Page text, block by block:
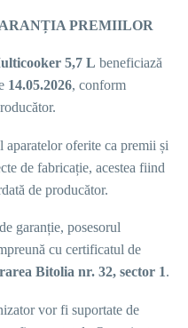
PREMIILOR
5,7 L beneficiază
14.05.2026, conform
oferite ca premii și
de fabricație, acestea fiind
de producător.
garanție, posesorul
cu certificatul de
Bitolia nr. 32, sector 1.
vor fi suportate de